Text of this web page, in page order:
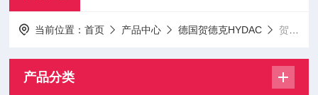
当前位置：首页 产品中心 德国贺德克HYDAC 贺德克滤芯
产品分类